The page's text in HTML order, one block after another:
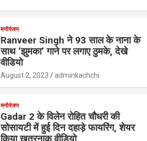
मनोरंजन
Ranveer Singh ने 93 साल के नाना के
साथ ‘झुमका’ गाने पर लगाए ठुमके, देखे
वीडियो
August 2, 2023 adminkachchi
मनोरंजन
Gadar 2 के विलेन रोहित चौधरी की
सोसायटी में हुई दिन दहाड़े फायरिंग, शेयर
किया खतरनाक वीडियो